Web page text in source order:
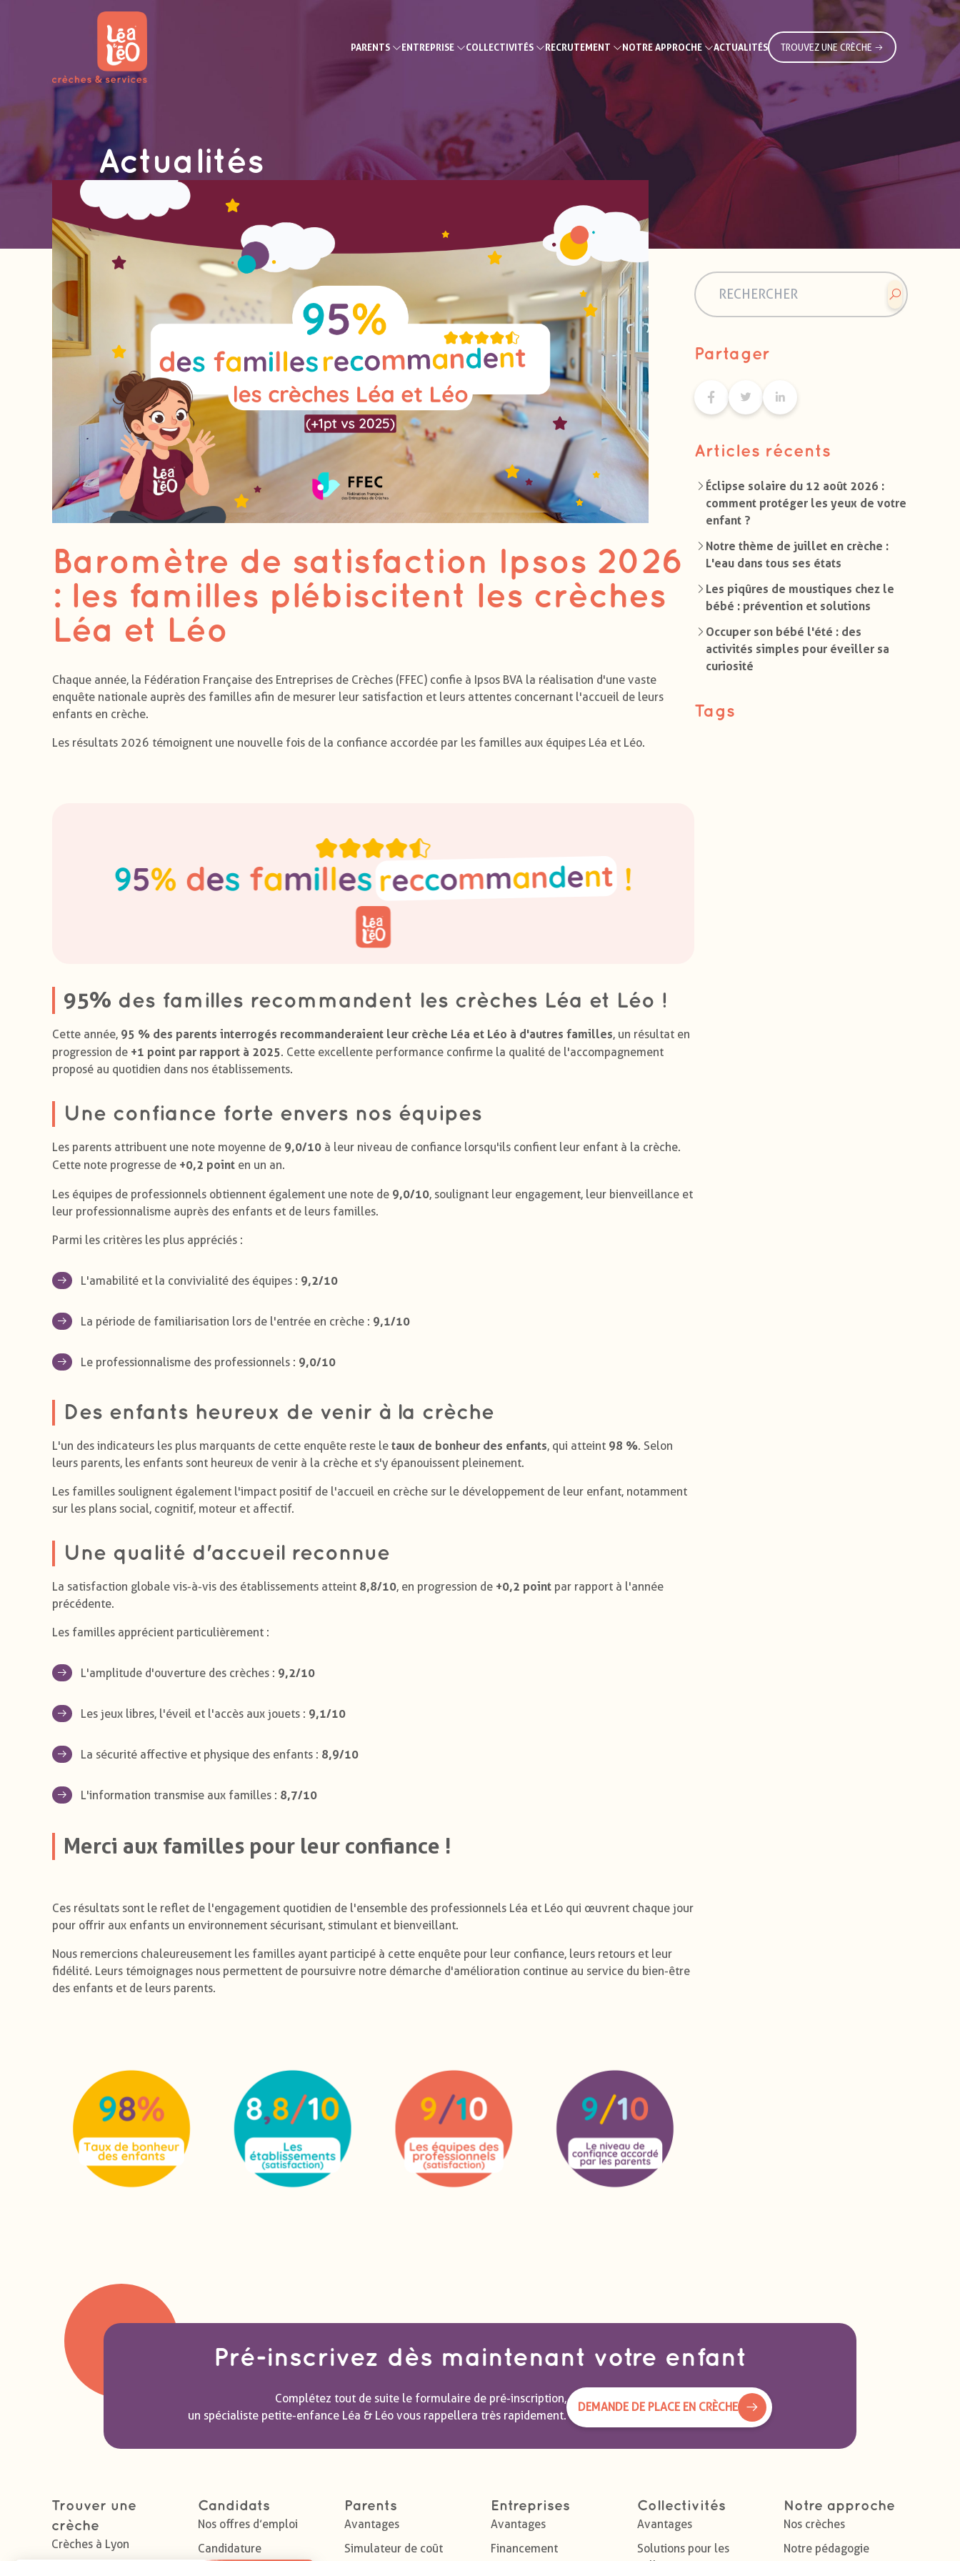
PARENTS ENTREPRISE COLLECTIVITÉS RECRUTEMENT NOTRE APPROCHE ACTUALITÉS TROUVEZ UNE CRÈCHE
Actualités
Baromètre de satisfaction Ipsos 2026
: les familles plébiscitent les crèches
Léa et Léo
Chaque année, la Fédération Française des Entreprises de Crèches (FFEC) confie à Ipsos BVA la réalisation d'une vaste
enquête nationale auprès des familles afin de mesurer leur satisfaction et leurs attentes concernant l'accueil de leurs
enfants en crèche.
Les résultats 2026 témoignent une nouvelle fois de la confiance accordée par les familles aux équipes Léa et Léo.
95% des familles recommandent les crèches Léa et Léo !
Cette année, 95 % des parents interrogés recommanderaient leur crèche Léa et Léo à d'autres familles, un résultat en
progression de +1 point par rapport à 2025. Cette excellente performance confirme la qualité de l'accompagnement
proposé au quotidien dans nos établissements.
Une confiance forte envers nos équipes
Les parents attribuent une note moyenne de 9,0/10 à leur niveau de confiance lorsqu'ils confient leur enfant à la crèche.
Cette note progresse de +0,2 point en un an.
Les équipes de professionnels obtiennent également une note de 9,0/10, soulignant leur engagement, leur bienveillance et
leur professionnalisme auprès des enfants et de leurs familles.
Parmi les critères les plus appréciés :
L'amabilité et la convivialité des équipes : 9,2/10
La période de familiarisation lors de l'entrée en crèche : 9,1/10
Le professionnalisme des professionnels : 9,0/10
Des enfants heureux de venir à la crèche
L'un des indicateurs les plus marquants de cette enquête reste le taux de bonheur des enfants, qui atteint 98 %. Selon
leurs parents, les enfants sont heureux de venir à la crèche et s'y épanouissent pleinement.
Les familles soulignent également l'impact positif de l'accueil en crèche sur le développement de leur enfant, notamment
sur les plans social, cognitif, moteur et affectif.
Une qualité d'accueil reconnue
La satisfaction globale vis-à-vis des établissements atteint 8,8/10, en progression de +0,2 point par rapport à l'année
précédente.
Les familles apprécient particulièrement :
L'amplitude d'ouverture des crèches : 9,2/10
Les jeux libres, l'éveil et l'accès aux jouets : 9,1/10
La sécurité affective et physique des enfants : 8,9/10
L'information transmise aux familles : 8,7/10
Merci aux familles pour leur confiance !
Ces résultats sont le reflet de l'engagement quotidien de l'ensemble des professionnels Léa et Léo qui œuvrent chaque jour
pour offrir aux enfants un environnement sécurisant, stimulant et bienveillant.
Nous remercions chaleureusement les familles ayant participé à cette enquête pour leur confiance, leurs retours et leur
fidélité. Leurs témoignages nous permettent de poursuivre notre démarche d'amélioration continue au service du bien-être
des enfants et de leurs parents.
Partager
Articles récents
Éclipse solaire du 12 août 2026 :
comment protéger les yeux de votre
enfant ?
Notre thème de juillet en crèche :
L'eau dans tous ses états
Les piqûres de moustiques chez le
bébé : prévention et solutions
Occuper son bébé l'été : des
activités simples pour éveiller sa
curiosité
Tags
Pré-inscrivez dès maintenant votre enfant
Complétez tout de suite le formulaire de pré-inscription,
un spécialiste petite-enfance Léa & Léo vous rappellera très rapidement.
DEMANDE DE PLACE EN CRÈCHE
Trouver une
crèche
Crèches à Lyon
Candidats
Nos offres d’emploi
Candidature
Parents
Avantages
Simulateur de coût
Entreprises
Avantages
Financement
Collectivités
Avantages
Solutions pour les
Notre approche
Nos crèches
Notre pédagogie